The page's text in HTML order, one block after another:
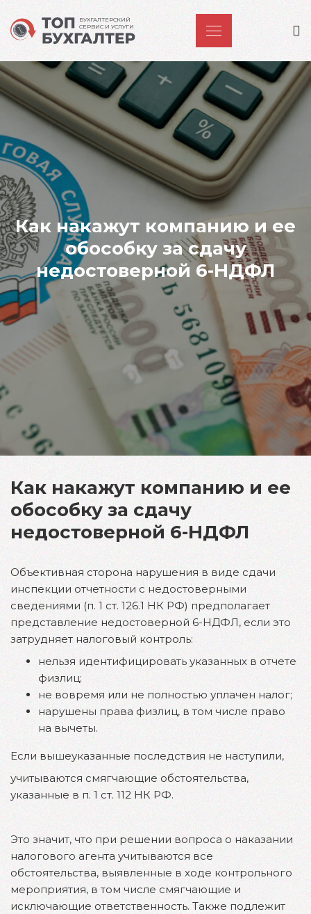
БУХГАЛТЕРСКИЙ
СЕРВИС И УСЛУГИ
Как накажут компанию и ее
обособку за сдачу
недостоверной 6-НДФЛ
Как накажут компанию и ее
обособку за сдачу
недостоверной 6-НДФЛ
Объективная сторона нарушения в виде сдачи
инспекции отчетности с недостоверными
сведениями (п. 1 ст. 126.1 НК РФ) предполагает
представление недостоверной 6-НДФЛ, если это
затрудняет налоговый контроль:
нельзя идентифицировать указанных в отчете
физлиц;
не вовремя или не полностью уплачен налог;
нарушены права физлиц, в том числе право
на вычеты.
Если вышеуказанные последствия не наступили,
учитываются смягчающие обстоятельства,
указанные в п. 1 ст. 112 НК РФ.
Это значит, что при решении вопроса о наказании
налогового агента учитываются все
обстоятельства, выявленные в ходе контрольного
мероприятия, в том числе смягчающие и
исключающие ответственность. Также подлежит